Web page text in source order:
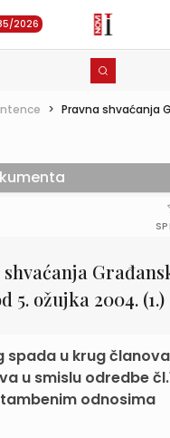
2026
> Pravna shvaćanja
5. ožujka 2004. (1.)
spada u krug
u smislu odredbe
odnosima